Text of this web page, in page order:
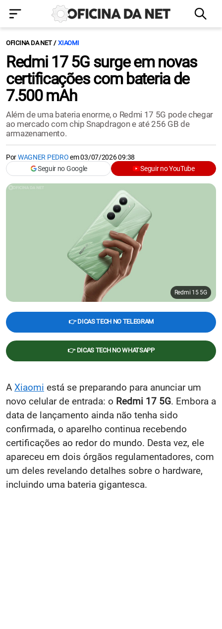
OFICINA DA NET XIAOMI
Redmi 17 5G surge em novas
certificações com bateria de
7.500 mAh
Além de uma bateria enorme, o Redmi 17 5G pode chegar
ao mercado com chip Snapdragon e até 256 GB de
armazenamento.
PorWAGNER PEDROem03/07/2026 09:38
Seguir no Google
Seguir no YouTube
Redmi 15 5G
👉 DICAS TECH NO TELEGRAM
👉 DICAS TECH NO WHATSAPP
A Xiaomi está se preparando para anunciar um
novo celular de entrada: o Redmi 17 5G. Embora a
data de lançamento ainda não tenha sido
confirmada, o aparelho continua recebendo
certificações ao redor do mundo. Desta vez, ele
apareceu em dois órgãos regulamentadores, com
um deles revelando detalhes sobre o hardware,
incluindo uma bateria gigantesca.